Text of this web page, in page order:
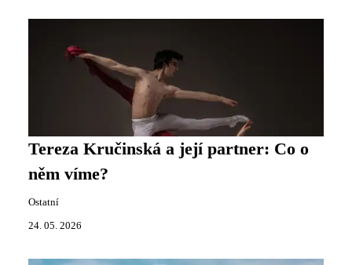
Tereza Kručinská a její partner: Co o
něm víme?
Ostatní
24. 05. 2026